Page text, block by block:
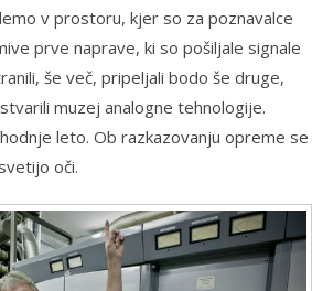
v prostoru, kjer so za poznavalce
prve naprave, ki so pošiljale signale
še več, pripeljali bodo še druge,
muzej analogne tehnologije.
leto. Ob razkazovanju opreme se
oči.